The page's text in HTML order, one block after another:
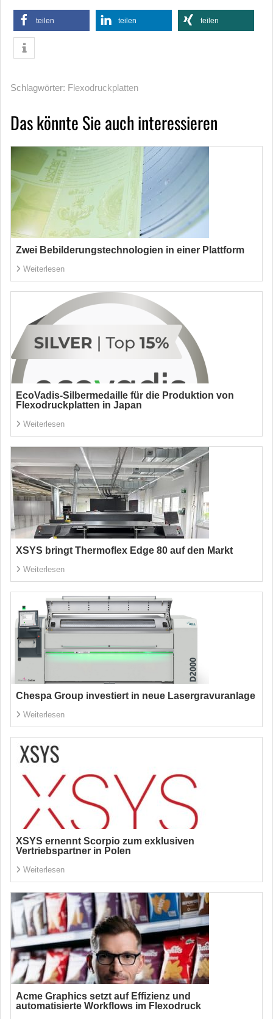
teilen teilen teilen
Schlagwörter: Flexodruckplatten
Das könnte Sie auch interessieren
Zwei Bebilderungstechnologien in einer Plattform
Weiterlesen
EcoVadis-Silbermedaille für die Produktion von
Flexodruckplatten in Japan
Weiterlesen
XSYS bringt Thermoflex Edge 80 auf den Markt
Weiterlesen
Chespa Group investiert in neue Lasergravuranlage
Weiterlesen
XSYS ernennt Scorpio zum exklusiven
Vertriebspartner in Polen
Weiterlesen
Acme Graphics setzt auf Effizienz und
automatisierte Workflows im Flexodruck